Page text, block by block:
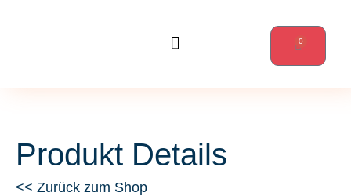
0
Produkt Details
<< Zurück zum Shop